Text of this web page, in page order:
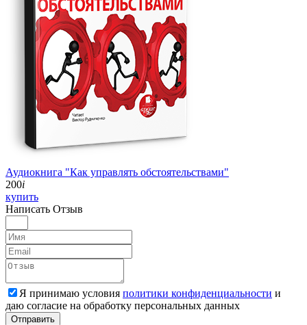
Аудиокнига "Как управлять обстоятельствами"
200i
купить
Написать Отзыв
Я принимаю условия политики конфиденциальности и
даю согласие на обработку персональных данных
Отправить